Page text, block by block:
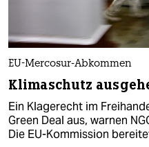
EU-Mercosur-Abkommen
Klimaschutz
Ein Klagerecht im
Green Deal aus, warnen
Die EU-Kommission